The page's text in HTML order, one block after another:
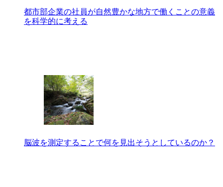
都市部企業の社員が自然豊かな地方で働くことの意義
を科学的に考える
脳波を測定することで何を見出そうとしているのか？